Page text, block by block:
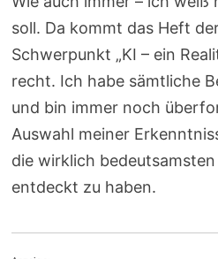
soll. Da kommt das Heft
Schwerpunkt „KI – ein
recht. Ich habe sämtliche
und bin immer noch
Auswahl meiner
die wirklich
entdeckt zu haben.